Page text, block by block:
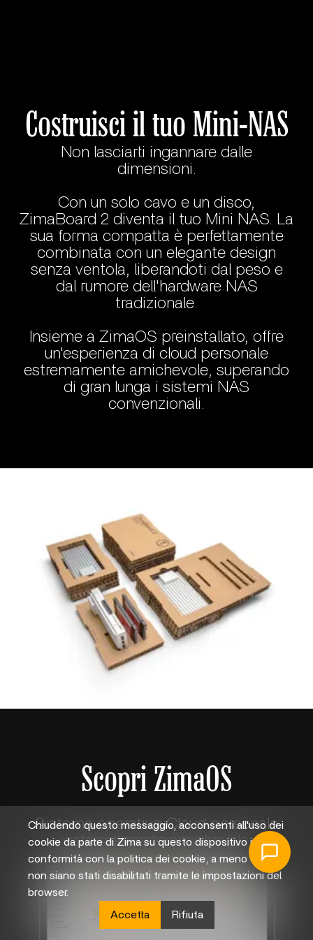
Costruisci il tuo Mini-NAS
Non lasciarti ingannare dalle
dimensioni.
Con un solo cavo e un disco,
ZimaBoard 2 diventa il tuo Mini NAS. La
sua forma compatta è perfettamente
combinata con un elegante design
senza ventola, liberandoti dal peso e
dal rumore dell'hardware NAS
tradizionale.
Insieme a ZimaOS preinstallato, offre
un'esperienza di cloud personale
estremamente amichevole, superando
di gran lunga i sistemi NAS
convenzionali.
Scopri ZimaOS
Sistema operativo Cloud personale
estremamente amichevole
Chiudendo questo messaggio, acconsenti all'uso dei
cookie da parte di Zima su questo dispositivo in
conformità con la politica dei cookie, a meno che
non siano stati disabilitati tramite le impostazioni del
browser.
Accetta
Rifiuta